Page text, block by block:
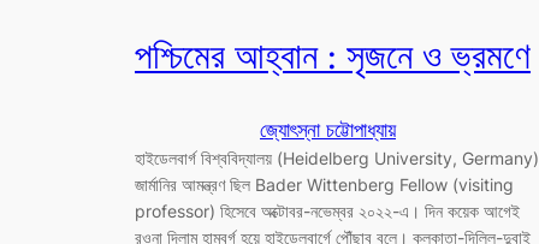
পশ্চিমের আহ্বান : সৃজনে ও ভ্রমণে
জ্যোৎস্না চট্টোপাধ্যায়
হাইডেলবার্গ বিশ্ববিদ্যালয় (Heidelberg University, Germany)
জার্মানির আমন্ত্রণ ছিল Bader Wittenberg Fellow (visiting
professor) হিসেবে অক্টোবর-নভেম্বর ২০২২-এ। দিন কয়েক আগেই
রওনা দিলাম হামবুর্গ হয়ে হাইডেলবার্গে পৌঁছাব বলে। কলকাতা-দিল্লি-দুবাই